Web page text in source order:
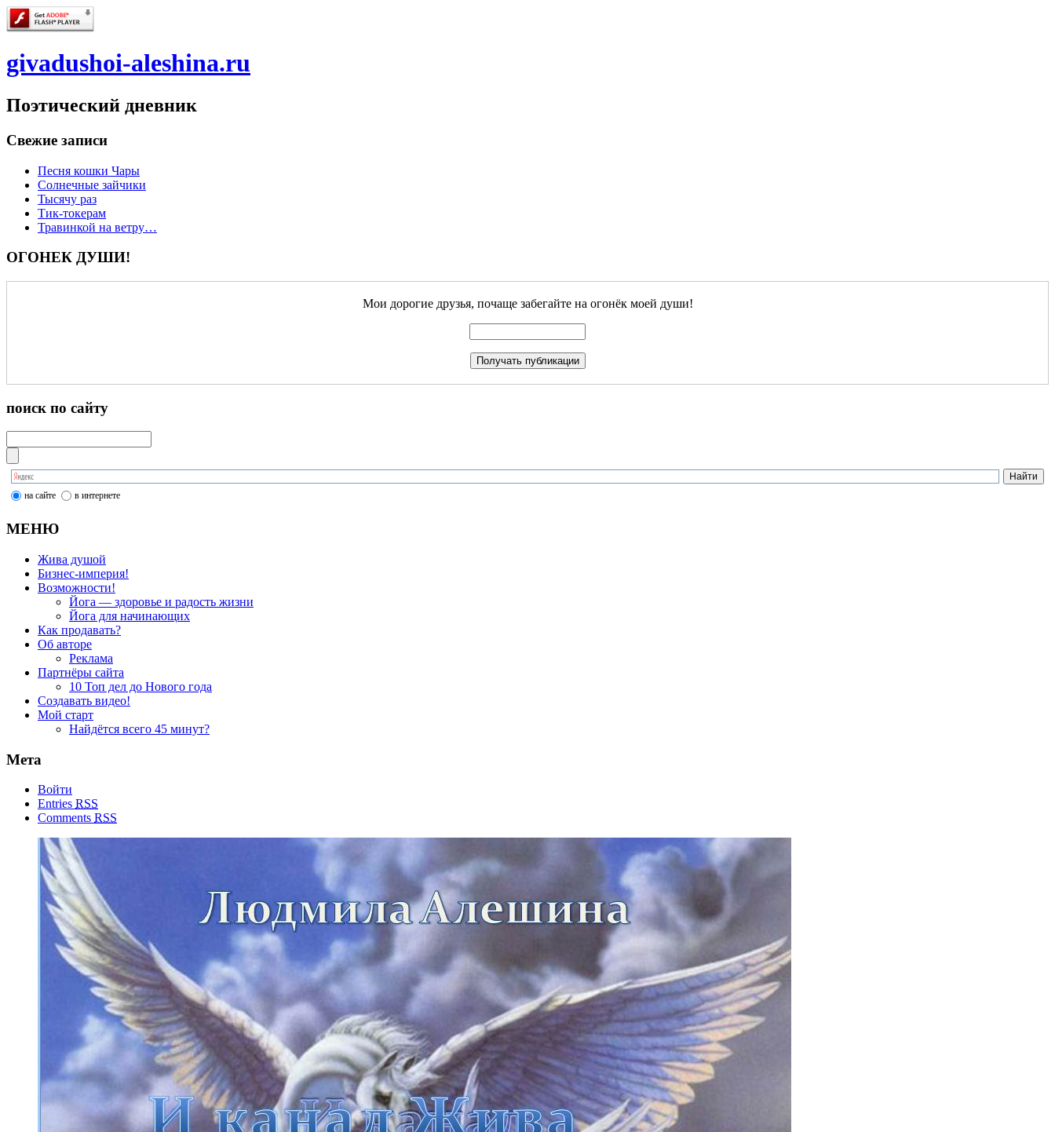
givadushoi-aleshina.ru
Поэтический дневник
Свежие записи
Песня кошки Чары
Солнечные зайчики
Тысячу раз
Тик-токерам
Травинкой на ветру…
ОГОНЕК ДУШИ!
Мои дорогие друзья, почаще забегайте на огонёк моей души!
поиск по сайту
на сайте в интернете
МЕНЮ
Жива душой
Бизнес-империя!
Возможности!
Йога — здоровье и радость жизни
Йога для начинающих
Как продавать?
Об авторе
Реклама
Партнёры сайта
10 Топ дел до Нового года
Создавать видео!
Мой старт
Найдётся всего 45 минут?
Мета
Войти
Entries RSS
Comments RSS